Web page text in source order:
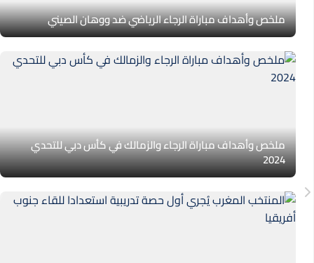
ملخص وأهداف مباراة الرجاء الرياضي ضد ووهان الصيني
ملخص وأهداف مباراة الرجاء والزمالك في كأس دبي للتحدي
2024